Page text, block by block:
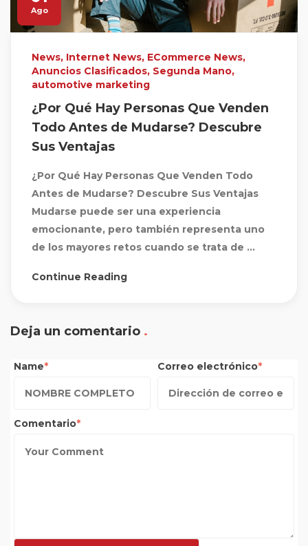
Ago
News, Internet News, ECommerce News,
Anuncios Clasificados, Segunda Mano,
automotive marketing
¿Por Qué Hay Personas Que Venden
Todo Antes de Mudarse? Descubre
Sus Ventajas
¿Por Qué Hay Personas Que Venden Todo
Antes de Mudarse? Descubre Sus Ventajas
Mudarse puede ser una experiencia
emocionante, pero también representa uno
de los mayores retos cuando se trata de ...
Continue Reading
Deja un comentario
Name Correo electrónico
Comentario